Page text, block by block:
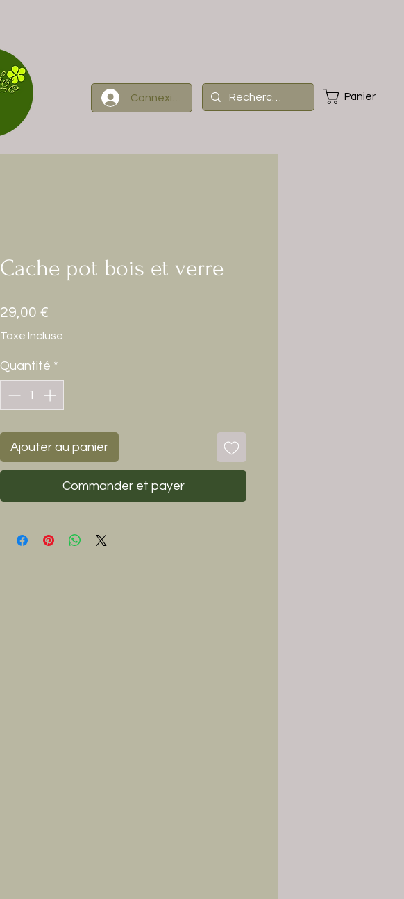
Connexion Panier
Cache pot bois et verre
29,00 €
Taxe Incluse
Quantité *
Ajouter au panier
Commander et payer